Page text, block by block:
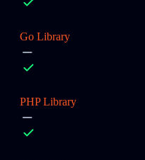
Go Library
PHP Library